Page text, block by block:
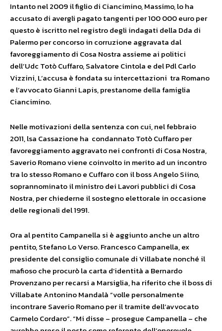
Intanto nel 2009 il figlio di Ciancimino, Massimo, lo ha
accusato di avergli pagato tangenti per 100 000 euro per
questo è iscritto nel registro degli indagati della Dda di
Palermo per concorso in corruzione aggravata dal
favoreggiamento di Cosa Nostra assieme ai politici
dell’Udc Totò Cuffaro, Salvatore Cintola e del Pdl Carlo
Vizzini, L’accusa è fondata su intercettazioni tra Romano
e l’avvocato Gianni Lapis, prestanome della famiglia
Ciancimino.
Nelle motivazioni della sentenza con cui, nel febbraio
2011, lsa Cassazione ha condannato Totò Cuffaro per
favoreggiamento aggravato nei confronti di Cosa Nostra,
Saverio Romano viene coinvolto in merito ad un incontro
tra lo stesso Romano e Cuffaro con il boss Angelo Siino,
soprannominato il ministro dei Lavori pubblici di Cosa
Nostra, per chiederne il sostegno elettorale in occasione
delle regionali del 1991.
Ora al pentito Campanella si è aggiunto anche un altro
pentito, Stefano Lo Verso. Francesco Campanella, ex
presidente del consiglio comunale di Villabate nonché il
mafioso che procurò la carta d’identità a Bernardo
Provenzano per recarsi a Marsiglia, ha riferito che il boss di
Villabate Antonino Mandalà “volle personalmente
incontrare Saverio Romano per il tramite dell’avvocato
Carmelo Cordaro”. “Mi disse – prosegue Campanella – che